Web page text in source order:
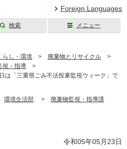
Foreign Languages
検索 メニュー
らし・環境 > 廃棄物とリサイクル >
視・指導 >
は「三重県ごみ不法投棄監視ウィーク」で
環境生活部 > 廃棄物監視・指導課
令和05年05月23日